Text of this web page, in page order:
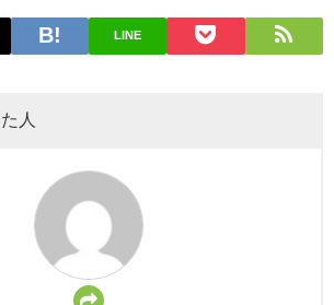
LINE
人